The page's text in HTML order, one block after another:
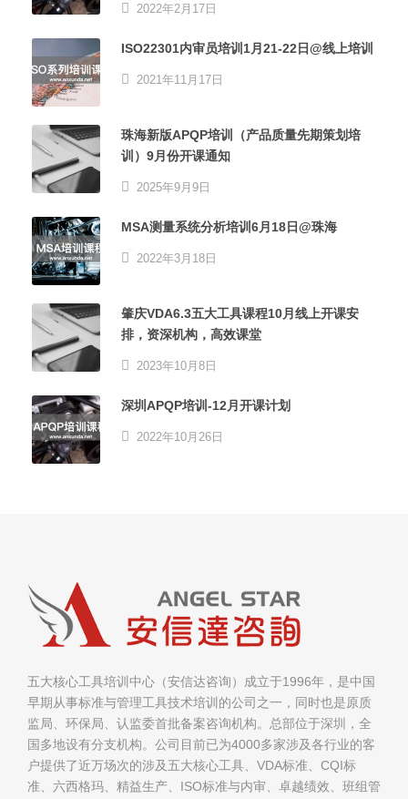
2022年2月17日
ISO22301内审员培训1月21-22日@线上培训
2021年11月17日
珠海新版APQP培训（产品质量先期策划培
训）9月份开课通知
2025年9月9日
MSA测量系统分析培训6月18日@珠海
2022年3月18日
肇庆VDA6.3五大工具课程10月线上开课安
排，资深机构，高效课堂
2023年10月8日
深圳APQP培训-12月开课计划
2022年10月26日
五大核心工具培训中心（安信达咨询）成立于1996年，是中国
早期从事标准与管理工具技术培训的公司之一，同时也是原质
监局、环保局、认监委首批备案咨询机构。总部位于深圳，全
国多地设有分支机构。公司目前已为4000多家涉及各行业的客
户提供了近万场次的涉及五大核心工具、VDA标准、CQI标
准、六西格玛、精益生产、ISO标准与内审、卓越绩效、班组管